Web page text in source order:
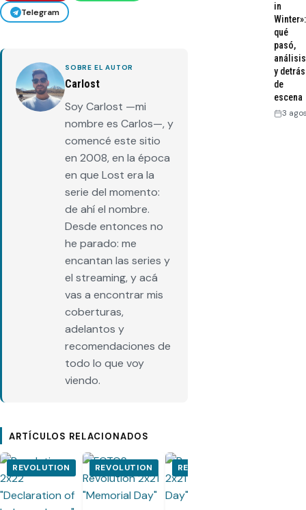
Telegram
SOBRE EL AUTOR
Carlost
Soy Carlost —mi
nombre es Carlos—, y
comencé este sitio
en 2008, en la época
en que Lost era la
serie del momento:
de ahí el nombre.
Desde entonces no
he parado: me
encantan las series y
el streaming, y acá
vas a encontrar mis
coberturas,
adelantos y
recomendaciones de
todo lo que voy
viendo.
ARTÍCULOS RELACIONADOS
REVOLUTION REVOLUTION REVOLUTION
in
Winter»:
qué
pasó,
análisis
y detrás
de
escena
3